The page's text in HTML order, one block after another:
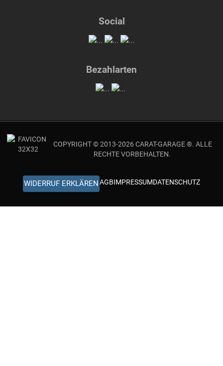
Social
Bezahlarten
COPYRIGHT © 2013-2026 CARAT-GARAGE ®. ALLE
RECHTE VORBEHALTEN.
WIDERRUF ERKLÄRENAGBIMPRESSUMDATENSCHUTZ